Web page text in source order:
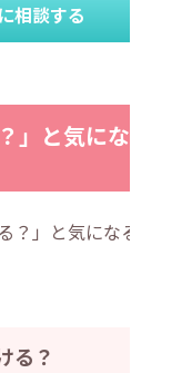
相談する
」と気になる
」と気になる人に
る？